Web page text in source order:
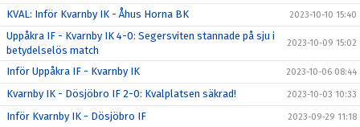
KVAL: Inför Kvarnby IK - Åhus Horna BK 2023-10-10 15:40
Uppåkra IF - Kvarnby IK 4-0: Segersviten stannade på sju i
betydelselös match
2023-10-09 15:02
Inför Uppåkra IF - Kvarnby IK 2023-10-06 08:44
Kvarnby IK - Dösjöbro IF 2-0: Kvalplatsen säkrad! 2023-10-03 10:33
Inför Kvarnby IK - Dösjöbro IF 2023-09-29 11:18